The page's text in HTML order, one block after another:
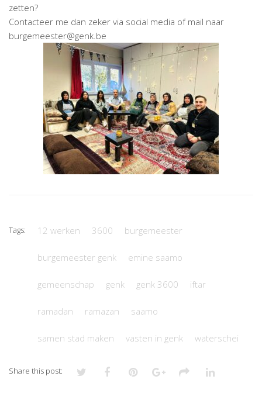
zetten?
Contacteer me dan zeker via social media of mail naar
burgemeester@genk.be
Tags: 12 werken 3600 burgemeester
burgemeester genk emine saamo
gemeenschap genk genk 3600 iftar
ramadan ramazan saamo
samen stad maken vasten in genk waterschei
Share this post: